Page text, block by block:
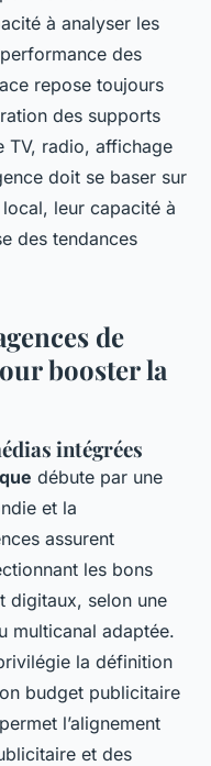
à analyser les
des
repose toujours
des supports
TV, radio, affichage
doit se baser sur
leur capacité à
des tendances
de
booster la
intégrées
débute par une
et la
assurent
les bons
digitaux, selon une
multicanal adaptée.
la définition
budget publicitaire
l’alignement
et des